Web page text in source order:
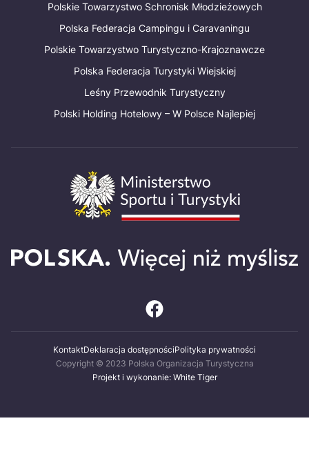
Polskie Towarzystwo Schronisk Młodzieżowych
Polska Federacja Campingu i Caravaningu
Polskie Towarzystwo Turystyczno-Krajoznawcze
Polska Federacja Turystyki Wiejskiej
Leśny Przewodnik Turystyczny
Polski Holding Hotelowy – W Polsce Najlepiej
KontaktDeklaracja dostępnościPolityka prywatności
Copyright © 2023 Polska Organizacja Turystyczna
Projekt i wykonanie: White Tiger